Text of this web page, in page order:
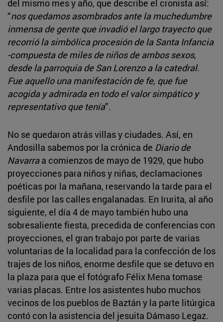
del mismo mes y año, que describe el cronista así:
“nos quedamos asombrados ante la muchedumbre
inmensa de gente que invadió el largo trayecto que
recorrió la simbólica procesión de la Santa Infancia
-compuesta de miles de niños de ambos sexos,
desde la parroquia de San Lorenzo a la catedral.
Fue aquello una manifestación de fe, que fue
acogida y admirada en todo el valor simpático y
representativo que tenía”.
No se quedaron atrás villas y ciudades. Así, en
Andosilla sabemos por la crónica de Diario de
Navarraa comienzos de mayo de 1929, que hubo
proyecciones para niños y niñas, declamaciones
poéticas por la mañana, reservando la tarde para el
desfile por las calles engalanadas. En Irurita, al año
siguiente, el día 4 de mayo también hubo una
sobresaliente fiesta, precedida de conferencias con
proyecciones, el gran trabajo por parte de varias
voluntarias de la localidad para la confección de los
trajes de los niños, enorme desfile que se detuvo en
la plaza para que el fotógrafo Félix Mena tomase
varias placas. Entre los asistentes hubo muchos
vecinos de los pueblos de Baztán y la parte litúrgica
contó con la asistencia del jesuita Dámaso Legaz.